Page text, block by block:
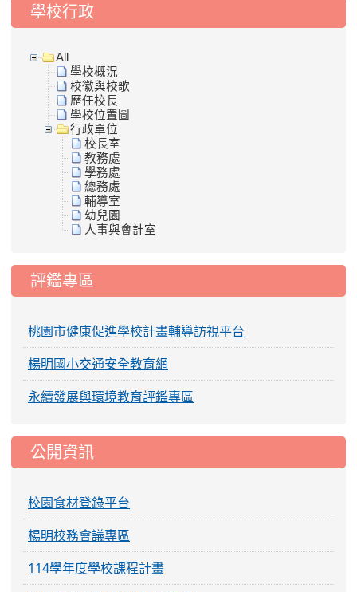
學校行政
All
學校概況
校徽與校歌
歷任校長
學校位置圖
行政單位
校長室
教務處
學務處
總務處
輔導室
幼兒園
人事與會計室
評鑑專區
桃園市健康促進學校計畫輔導訪視平台
楊明國小交通安全教育網
永續發展與環境教育評鑑專區
公開資訊
校園食材登錄平台
楊明校務會議專區
114學年度學校課程計畫